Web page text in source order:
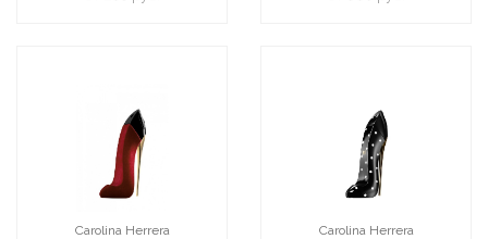
Carolina Herrera Carolina Herrera